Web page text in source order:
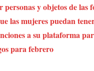
y objetos de las
las mujeres puedan
a su plataforma
para febrero